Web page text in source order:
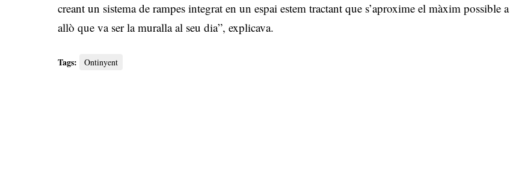
creant un sistema de rampes integrat en un espai estem tractant que s’aproxime el màxim possible a
allò que va ser la muralla al seu dia”, explicava.
Tags: Ontinyent